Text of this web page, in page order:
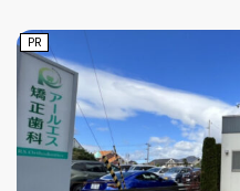
PR